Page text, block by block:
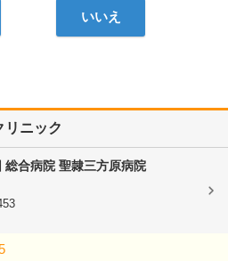
いいえ
リニック
総合病院 聖隷三方原病院